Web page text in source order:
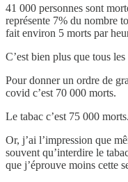
41 000 personnes sont
représente 7% du nombre
fait environ 5 morts par
C’est bien plus que tous
Pour donner un ordre de
covid c’est 70 000 morts.
Le tabac c’est 75 000 morts.
Or, j’ai l’impression que
souvent qu’interdire le
que j’éprouve moins cette